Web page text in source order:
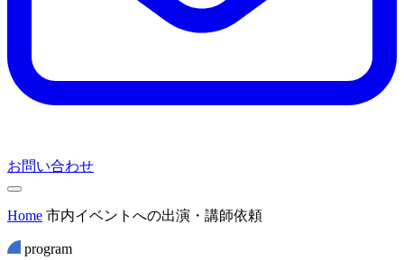
お問い合わせ
Home 市内イベントへの出演・講師依頼
program